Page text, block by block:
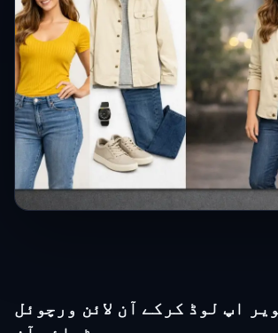
اپ لوڈ کرکے آن لائن ورچوئل